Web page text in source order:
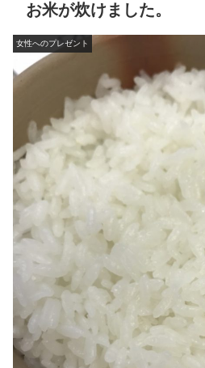
お米が炊けました。
女性へのプレゼント